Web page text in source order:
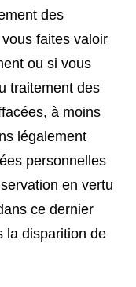
des
faites valoir
ou si vous
traitement des
à moins
légalement
personnelles
en vertu
ce dernier
la disparition de